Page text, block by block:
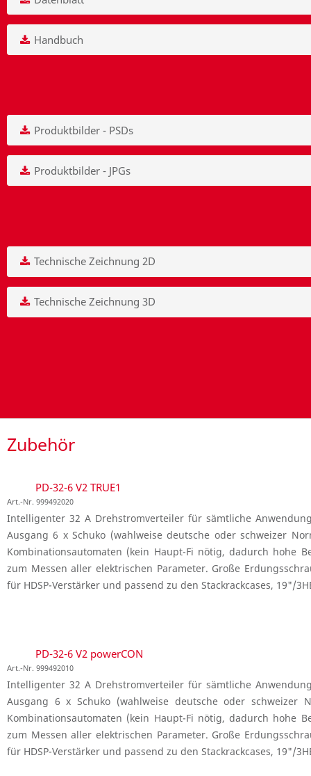
Handbuch
Produktbilder - PSDs
Produktbilder - JPGs
Technische Zeichnung 2D
Technische Zeichnung 3D
Zubehör
PD-32-6 V2 TRUE1
Art.-Nr. 999492020
Intelligenter 32 A Drehstromverteiler für sämtliche
Ausgang 6 x Schuko (wahlweise deutsche oder schweizer
Kombinationsautomaten (kein Haupt-Fi nötig, dadurch hohe
zum Messen aller elektrischen Parameter. Große
für HDSP-Verstärker und passend zu den Stackrackcases, 19"/
PD-32-6 V2 powerCON
Art.-Nr. 999492010
Intelligenter 32 A Drehstromverteiler für sämtliche
Ausgang 6 x Schuko (wahlweise deutsche oder
Kombinationsautomaten (kein Haupt-Fi nötig, dadurch hohe
zum Messen aller elektrischen Parameter. Große
für HDSP-Verstärker und passend zu den Stackrackcases, 19"/